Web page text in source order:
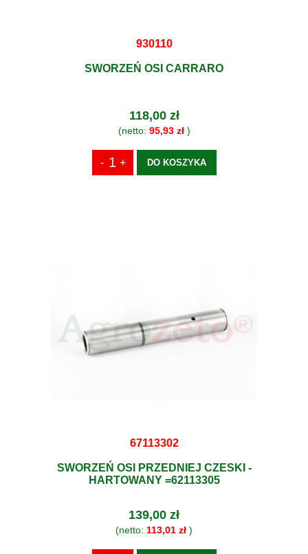
930110
SWORZEŃ OSI CARRARO
118,00 zł
(netto: 95,93 zł)
DO KOSZYKA
67113302
SWORZEŃ OSI PRZEDNIEJ CZESKI -
HARTOWANY =62113305
139,00 zł
(netto: 113,01 zł )